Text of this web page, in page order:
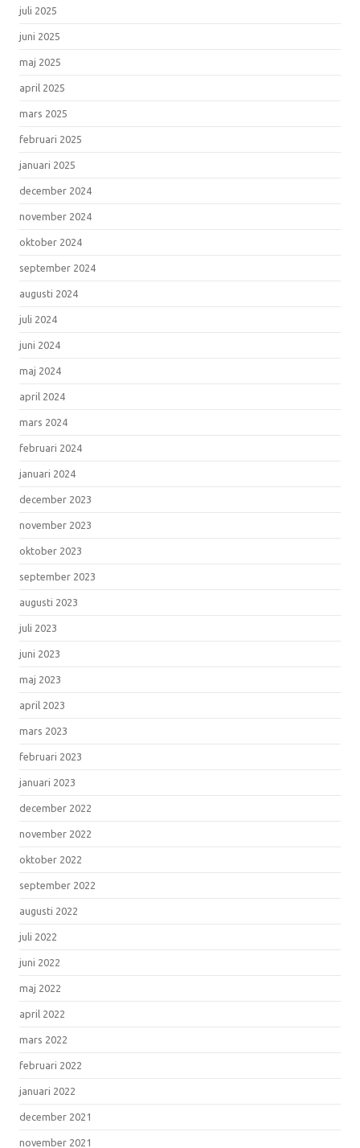
juli 2025
juni 2025
maj 2025
april 2025
mars 2025
februari 2025
januari 2025
december 2024
november 2024
oktober 2024
september 2024
augusti 2024
juli 2024
juni 2024
maj 2024
april 2024
mars 2024
februari 2024
januari 2024
december 2023
november 2023
oktober 2023
september 2023
augusti 2023
juli 2023
juni 2023
maj 2023
april 2023
mars 2023
februari 2023
januari 2023
december 2022
november 2022
oktober 2022
september 2022
augusti 2022
juli 2022
juni 2022
maj 2022
april 2022
mars 2022
februari 2022
januari 2022
december 2021
november 2021